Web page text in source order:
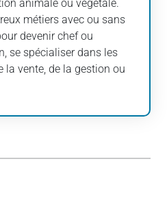
animale ou végétale.
métiers avec ou sans
devenir chef ou
se spécialiser dans les
la vente, de la gestion ou